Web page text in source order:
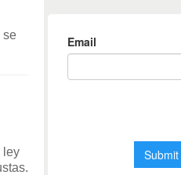
se
ley